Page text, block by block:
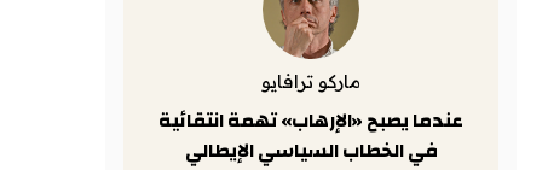
ماركو ترافايو
عندما يصبح «الإرهاب» تهمة انتقائية
في الخطاب السياسي الإيطالي